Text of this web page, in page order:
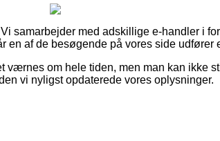
samarbejder med adskillige e-handler i
en af de besøgende på vores side udfører
værnes om hele tiden, men man kan ikke
vi nyligst opdaterede vores oplysninger.